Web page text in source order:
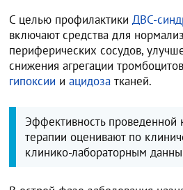
С целью профилактикиДВС-
включают средства для
периферических сосудов,
снижения агрегации
гипоксии иацидоза тканей.
Эффективность проведенной
терапии оценивают по
клинико-лабораторным